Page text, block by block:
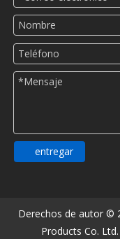
entregar
Derechos de autor ©
Products Co.